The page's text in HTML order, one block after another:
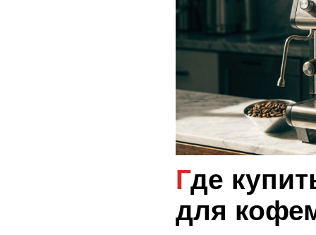
Где купить запчасти
для